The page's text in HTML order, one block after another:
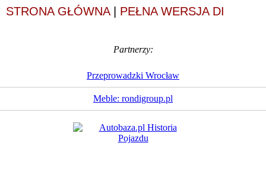
STRONA GŁÓWNA| PEŁNA WERSJA DI
Partnerzy:
Przeprowadzki Wrocław
Meble: rondigroup.pl